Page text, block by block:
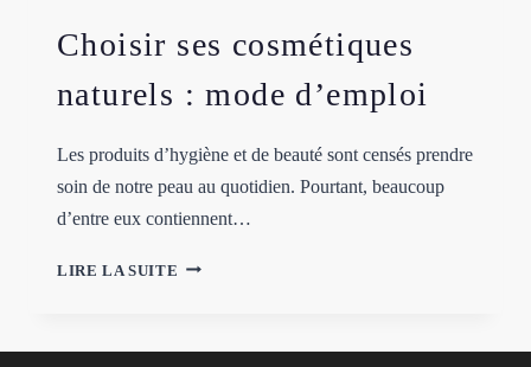
Choisir ses cosmétiques
naturels : mode d’emploi
Les produits d’hygiène et de beauté sont censés prendre
soin de notre peau au quotidien. Pourtant, beaucoup
d’entre eux contiennent…
LIRE LA SUITE CHOISIR